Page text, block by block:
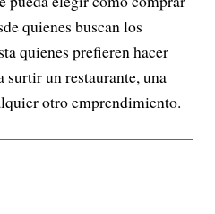
quienes buscan los
quienes prefieren hacer
surtir un restaurante, una
otro emprendimiento.